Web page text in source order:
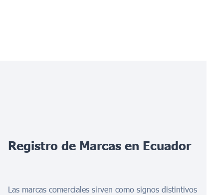
Registro de Marcas en Ecuador
Las marcas comerciales sirven como signos distintivos